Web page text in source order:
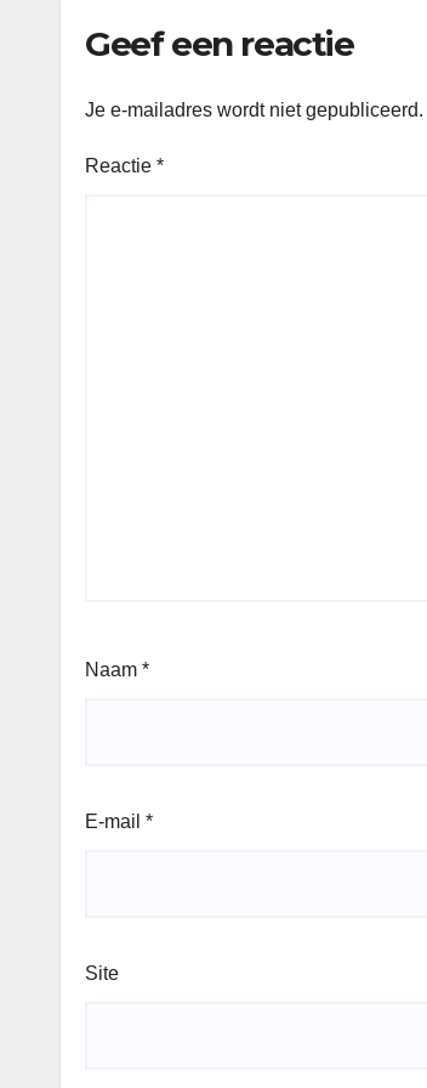
Geef een reactie
Je e-mailadres wordt niet gepubliceerd.
Reactie *
Naam *
E-mail *
Site